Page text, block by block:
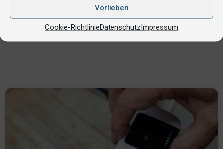
Vorlieben
Cookie-RichtlinieDatenschutzImpressum
Eigene Autorinnen und Autoren